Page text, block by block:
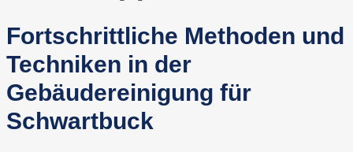
Fortschrittliche Methoden und
Techniken in der
Gebäudereinigung für
Schwartbuck